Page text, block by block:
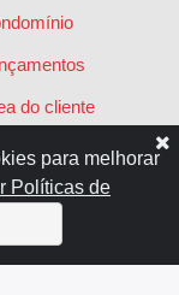
do cliente
de privacidade
para melhorar
Políticas de